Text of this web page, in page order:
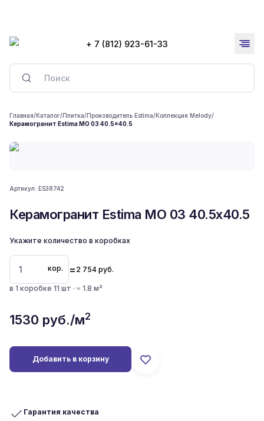
+ 7 (812) 923-61-33
Главная/Каталог/Плитка/Производитель Estima/Коллекция Melody/
Керамогранит Estima MO 03 40.5x40.5
Артикул: ES38742
Керамогранит Estima MO 03 40.5x40.5
Укажите количество в коробках
кор. = 2 754 руб.
в 1 коробке 11 шт · ≈ 1.8 м²
1530 руб./м2
Добавить в корзину
Гарантия качества